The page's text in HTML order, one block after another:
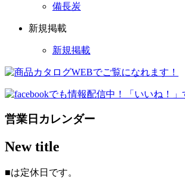
備長炭
新規掲載
新規掲載
営業日カレンダー
New title
■は定休日です。